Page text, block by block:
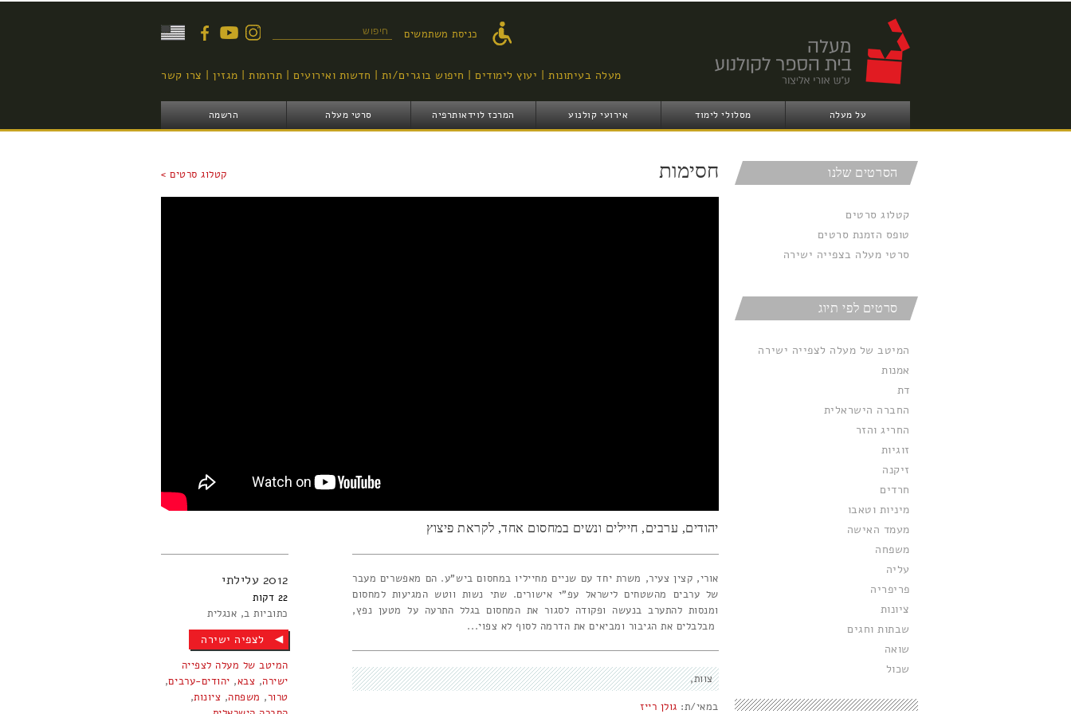
העיקרי
טופס חיפוש כניסת משתמשים
מעלה בעיתונות יעוץ לימודים חיפוש בוגרים/ות חדשות ואירועים תרומות מגזין צרו קשר
על מעלה מסלולי לימוד אירועי קולנוע המרכז לוידאותרפיה סרטי מעלה הרשמה
הסרטים שלנו
קטלוג סרטים
טופס הזמנת סרטים
סרטי מעלה בצפייה ישירה
סרטים לפי תיוג
המיטב של מעלה לצפייה ישירה
אמנות
דת
החברה הישראלית
החריג והזר
זוגיות
זיקנה
חרדים
מיניות וטאבו
מעמד האישה
משפחה
עליה
פריפריה
ציונות
שבתות וחגים
שואה
שכול
חסימות קטלוג סרטים >
יהודים, ערבים, חיילים ונשים במחסום אחד, לקראת פיצוץ
אורי, קצין צעיר, משרת יחד עם שניים מחייליו במחסום ביש"ע. הם מאפשרים מעבר
של ערבים מהשטחים לישראל עפ"י אישורים. שתי נשות ווטש המגיעות למחסום
ומנסות להתערב בנעשה ופקודה לסגור את המחסום בגלל התרעה על מטען נפץ,
מבלבלים את הגיבור ומביאים את הדרמה לסוף לא צפוי...
צוות
במאי/ת: גולן רייז
2012 עלילתי
22
כתוביות ב אנגלית
לצפיה ישירה
המיטב של מעלה לצפייה
ישירה​, צבא, יהודים-ערבים,
טרור, משפחה, ציונות,